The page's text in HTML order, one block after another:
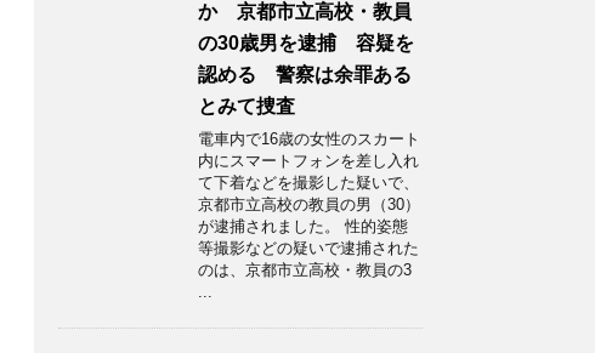
か 京都市立高校・教員
の30歳男を逮捕 容疑を
認める 警察は余罪ある
とみて捜査
電車内で16歳の女性のスカート
内にスマートフォンを差し入れ
て下着などを撮影した疑いで、
京都市立高校の教員の男（30）
が逮捕されました。 性的姿態
等撮影などの疑いで逮捕された
のは、京都市立高校・教員の3
...